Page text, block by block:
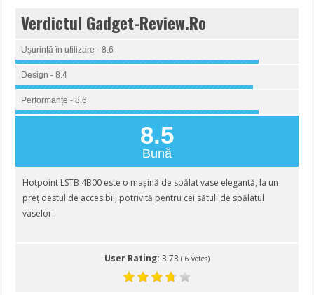
Verdictul Gadget-Review.Ro
Ușurință în utilizare - 8.6
Design - 8.4
Performanțe - 8.6
8.5
Bună
Hotpoint LSTB 4B00 este o mașină de spălat vase elegantă, la un
preț destul de accesibil, potrivită pentru cei sătuli de spălatul
vaselor.
User Rating: 3.73 ( 6 votes)